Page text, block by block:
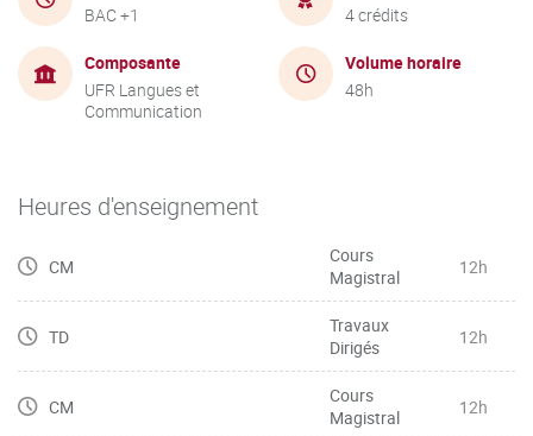
BAC +1
4 crédits
Composante
UFR Langues et
Communication
Volume horaire
48h
Heures d'enseignement
CM
Cours
Magistral
12h
TD
Travaux
Dirigés
12h
CM
Cours
Magistral
12h